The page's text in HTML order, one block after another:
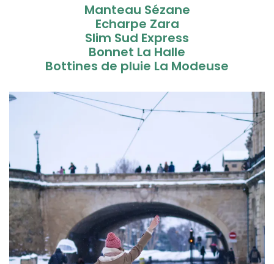
Manteau Sézane
Echarpe Zara
Slim Sud Express
Bonnet La Halle
Bottines de pluie La Modeuse